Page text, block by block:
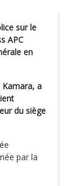
sur le
APC
en
Kamara, a
du siège
par la